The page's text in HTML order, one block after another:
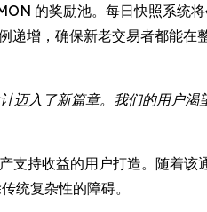
的奖励池。每日快照系统
递增，确保新老交易者都能在
入了新篇章。我们的用户渴
支持收益的用户打造。随着该
统复杂性的障碍。